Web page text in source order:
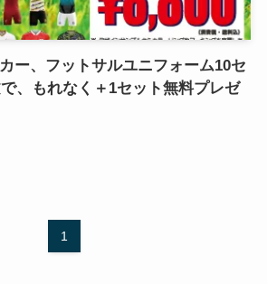
ー、フットサルユニフォーム10セ
、もれなく＋1セット無料プレゼ
1